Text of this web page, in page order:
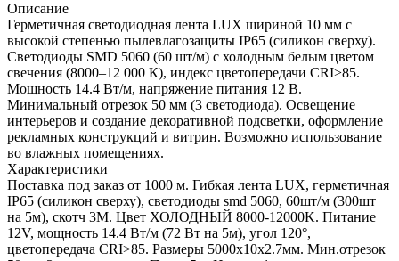
Описание
Герметичная светодиодная лента LUX шириной 10 мм с
высокой степенью пылевлагозащиты IP65 (силикон сверху).
Светодиоды SMD 5060 (60 шт/м) с холодным белым цветом
свечения (8000–12 000 К), индекс цветопередачи CRI>85.
Мощность 14.4 Вт/м, напряжение питания 12 В.
Минимальный отрезок 50 мм (3 светодиода). Освещение
интерьеров и создание декоративной подсветки, оформление
рекламных конструкций и витрин. Возможно использование
во влажных помещениях.
Характеристики
Поставка под заказ от 1000 м. Гибкая лента LUX, герметичная
IP65 (силикон сверху), светодиоды smd 5060, 60шт/м (300шт
на 5м), скотч 3М. Цвет ХОЛОДНЫЙ 8000-12000K. Питание
12V, мощность 14.4 Вт/м (72 Вт на 5м), угол 120°,
цветопередача CRI>85. Размеры 5000х10x2.7мм. Мин.отрезок